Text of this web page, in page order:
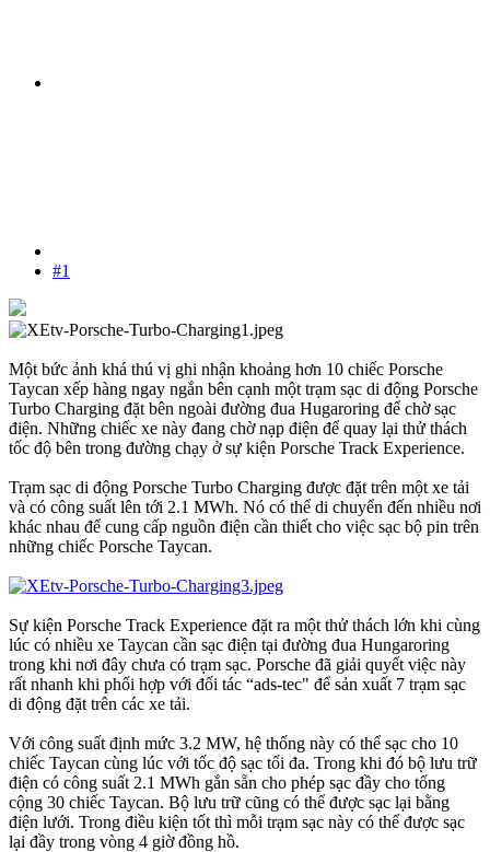
#1
Một bức ảnh khá thú vị ghi nhận khoảng hơn 10 chiếc Porsche
Taycan xếp hàng ngay ngắn bên cạnh một trạm sạc di động Porsche
Turbo Charging đặt bên ngoài đường đua Hugaroring để chờ sạc
điện. Những chiếc xe này đang chờ nạp điện để quay lại thử thách
tốc độ bên trong đường chạy ở sự kiện Porsche Track Experience.
Trạm sạc di động Porsche Turbo Charging được đặt trên một xe tải
và có công suất lên tới 2.1 MWh. Nó có thể di chuyển đến nhiều nơi
khác nhau để cung cấp nguồn điện cần thiết cho việc sạc bộ pin trên
những chiếc Porsche Taycan.
Sự kiện Porsche Track Experience đặt ra một thử thách lớn khi cùng
lúc có nhiều xe Taycan cần sạc điện tại đường đua Hungaroring
trong khi nơi đây chưa có trạm sạc. Porsche đã giải quyết việc này
rất nhanh khi phối hợp với đối tác “ads-tec" để sản xuất 7 trạm sạc
di động đặt trên các xe tải.
Với công suất định mức 3.2 MW, hệ thống này có thể sạc cho 10
chiếc Taycan cùng lúc với tốc độ sạc tối đa. Trong khi đó bộ lưu trữ
điện có công suất 2.1 MWh gắn sẵn cho phép sạc đầy cho tổng
cộng 30 chiếc Taycan. Bộ lưu trữ cũng có thể được sạc lại bằng
điện lưới. Trong điều kiện tốt thì mỗi trạm sạc này có thể được sạc
lại đầy trong vòng 4 giờ đồng hồ.